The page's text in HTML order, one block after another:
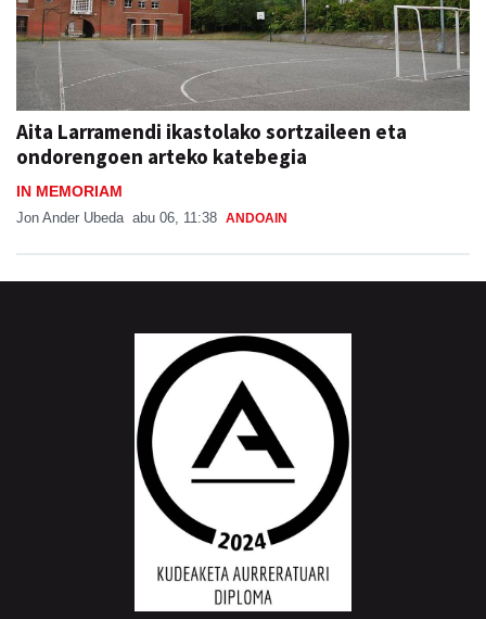
Aita Larramendi ikastolako sortzaileen eta
ondorengoen arteko katebegia
IN MEMORIAM
Jon Ander Ubeda ANDOAIN